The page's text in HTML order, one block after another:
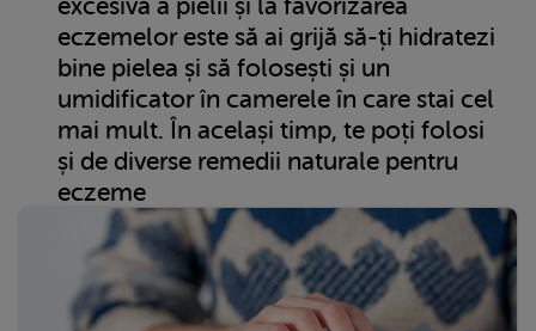
eczemelor este să ai grijă să-ți hidratezi
bine pielea și să folosești și un
umidificator în camerele în care stai cel
mai mult. În același timp, te poți folosi
și de diverse remedii naturale pentru
eczeme